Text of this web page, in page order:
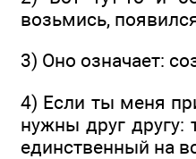
возьмись,
3) Оно означает:
4) Если ты меня
нужны друг
единственный на